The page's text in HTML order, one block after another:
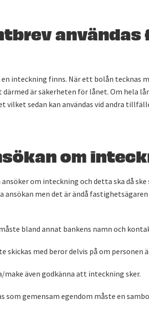
användas
inteckning finns. När ett bolån tecknas
är säkerheten för lånet. Om hela
vilket sedan kan användas vid andra
om
om inteckning och detta ska då
ansökan men det är ändå
bland annat bankens namn och
skickas med beror delvis på om personen
även godkänna att inteckning sker.
som gemensam egendom måste en